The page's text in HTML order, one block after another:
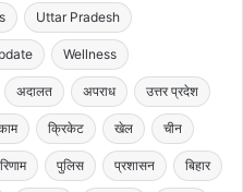
Uttar Pradesh
Wellness
अदालत अपराध उत्तर प्रदेश
क्रिकेट खेल चीन
पुलिस प्रशासन बिहार